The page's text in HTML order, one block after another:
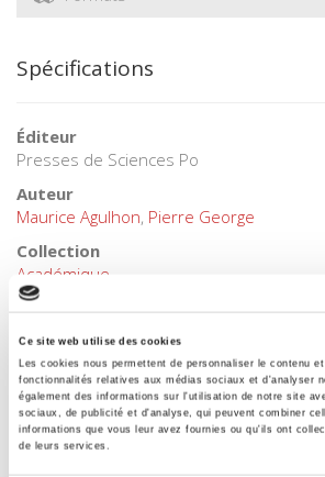
Ce site web utilise des cookies
Les cookies nous permettent de personnaliser le contenu
fonctionnalités relatives aux médias sociaux et d'analyser
également des informations sur l'utilisation de notre site
sociaux, de publicité et d'analyse, qui peuvent combiner
informations que vous leur avez fournies ou qu'ils ont
de leurs services.
Spécifications
Éditeur
Presses de Sciences Po
Auteur
Maurice Agulhon, Pierre George
Collection
Académique
Langue
français
Mots clés
Banlieues,Questions urbaines
Catégorie (éditeur)
Internet Hierarchy